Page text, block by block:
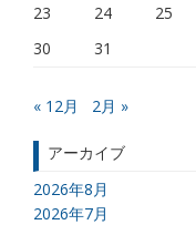
23
24 25
30
31
« 12月 2月 »
アーカイブ
2026年8月
2026年7月